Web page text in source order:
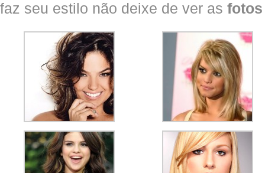
faz seu estilo não deixe de ver as fotos